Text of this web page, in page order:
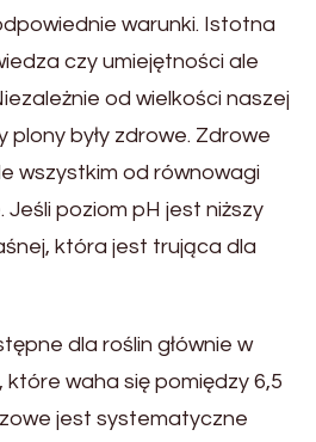
warunki. Istotna
czy umiejętności ale
od wielkości naszej
plony były zdrowe. Zdrowe
wszystkim od równowagi
Jeśli poziom pH jest niższy
która jest trująca dla
dla roślin głównie w
które waha się pomiędzy 6,5
jest systematyczne